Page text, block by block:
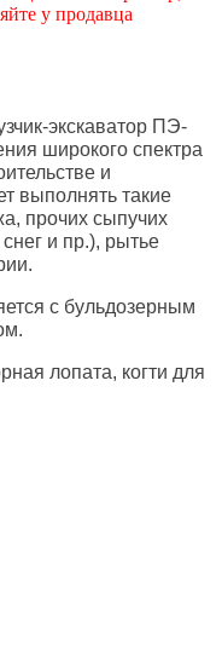
у продавца
экскаватор ПЭ-
широкого спектра
и
выполнять такие
прочих сыпучих
и пр.), рытье
с бульдозерным
лопата, когти для